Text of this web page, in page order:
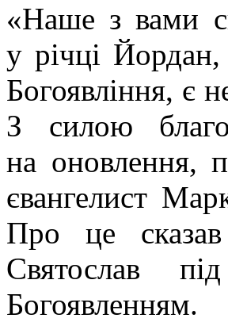
«Наше з вами
у річці
Богоявління, є
З силою
на оновлення,
євангелист
Про це
Святослав
Богоявленням.